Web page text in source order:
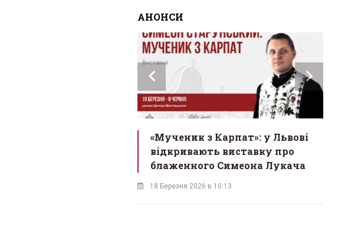
АНОНСИ
«Мученик з Карпат»: у Львові
відкривають виставку про
блаженного Симеона Лукача
18 Березня 2026 в 10:13